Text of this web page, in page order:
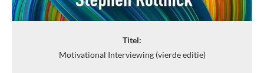
Titel:
Motivational Interviewing (vierde editie)